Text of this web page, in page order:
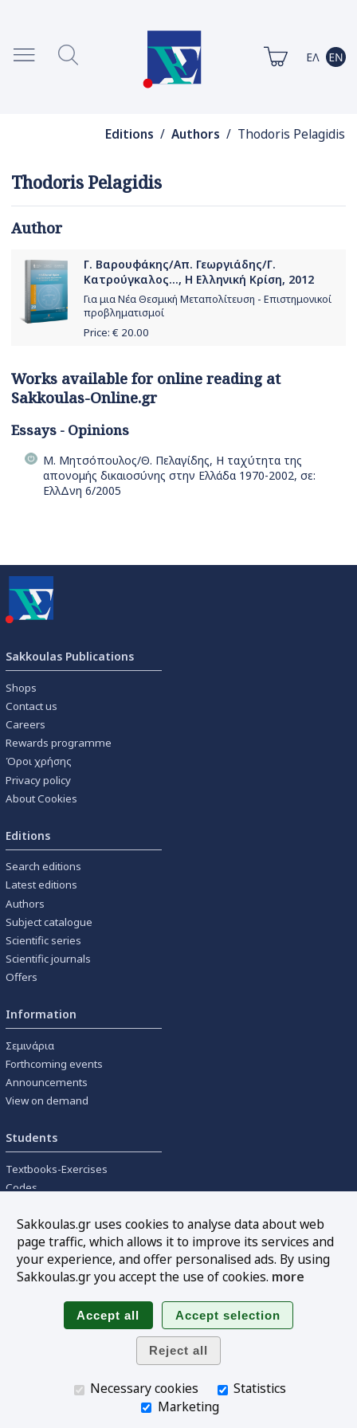
Editions / Authors / Thodoris Pelagidis
Thodoris Pelagidis
Author
Γ. Βαρουφάκης/Απ. Γεωργιάδης/Γ.
Κατρούγκαλος..., Η Ελληνική Κρίση, 2012
Για μια Νέα Θεσμική Μεταπολίτευση - Επιστημονικοί
προβληματισμοί
Price: € 20.00
Works available for online reading at
Sakkoulas-Online.gr
Essays - Opinions
Μ. Μητσόπουλος/Θ. Πελαγίδης, Η ταχύτητα της
απονομής δικαιοσύνης στην Ελλάδα 1970-2002, σε:
ΕλλΔνη 6/2005
Sakkoulas Publications
Shops
Contact us
Careers
Rewards programme
Όροι χρήσης
Privacy policy
About Cookies
Editions
Search editions
Latest editions
Authors
Subject catalogue
Scientific series
Scientific journals
Offers
Information
Σεμινάρια
Forthcoming events
Announcements
View on demand
Students
Textbooks-Exercises
Codes
Tools
Online interest calculation
Follow us
Sakkoulas.gr uses cookies to analyse data about web
page traffic, which allows it to improve its services and
your experience, and offer personalised ads. By using
Sakkoulas.gr you accept the use of cookies. more
Necessary cookies
Statistics
Marketing